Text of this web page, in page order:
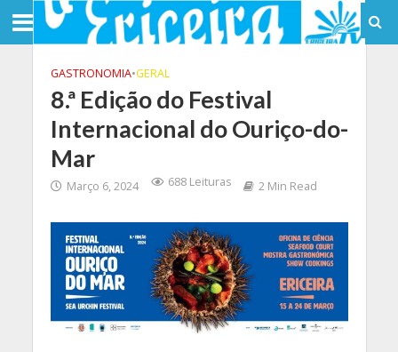
GASTRONOMIA•GERAL
8.ª Edição do Festival
Internacional do Ouriço-do-
Mar
Março 6, 2024 688 Leituras 2 Min Read